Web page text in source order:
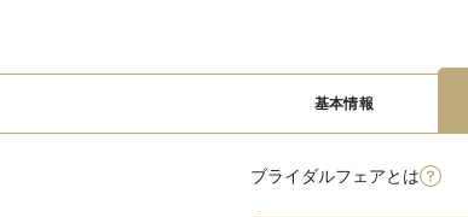
基本情報
ブライダルフェアとは